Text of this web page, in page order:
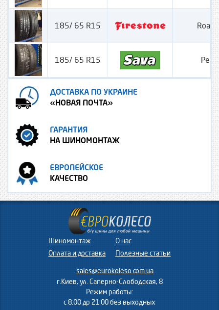
185/ 65 R15
185/ 65 R15
ДОСТАВКА ПО УКРАИНЕ
«НОВАЯ ПОЧТА»
ГАРАНТИЯ
НА ШИНОМОНТАЖ
ЕВРОПЕЙСКОЕ
КАЧЕСТВО
Шиномонтаж
Оплата и доставка
О нас
Полезные статьи
sales@eurokoleso.com.ua
г.Киев, ул. Саперно-Слободская, 8
Режим работы:
с 8:00 до 21:00 без выходных